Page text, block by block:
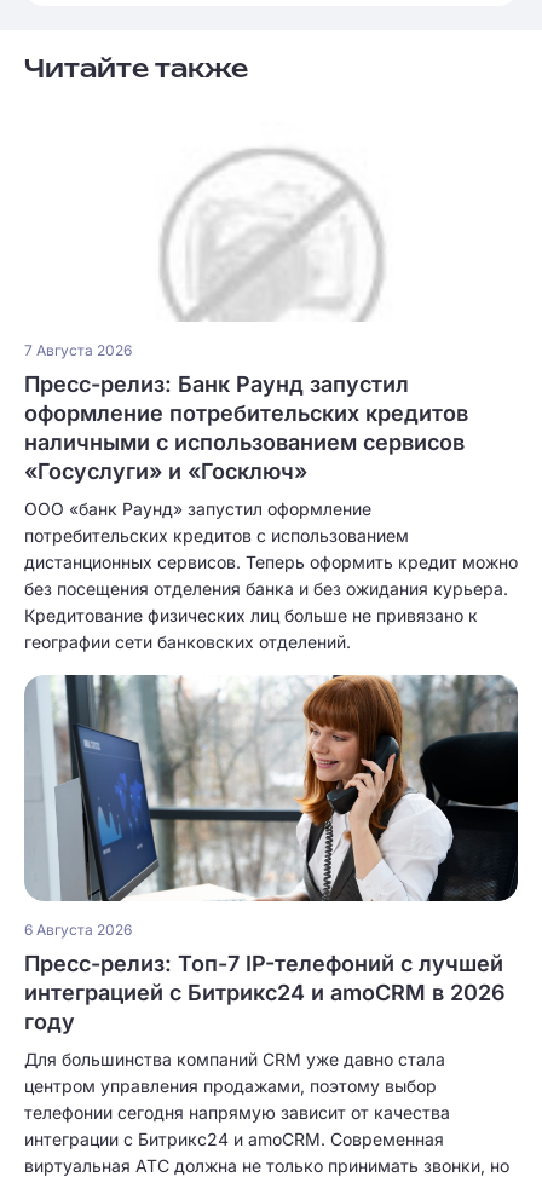
Читайте также
7 Августа 2026
Пресс-релиз: Банк Раунд запустил
оформление потребительских кредитов
наличными с использованием сервисов
«Госуслуги» и «Госключ»
ООО «банк Раунд» запустил оформление
потребительских кредитов с использованием
дистанционных сервисов. Теперь оформить кредит можно
без посещения отделения банка и без ожидания курьера.
Кредитование физических лиц больше не привязано к
географии сети банковских отделений.
6 Августа 2026
Пресс-релиз: Топ-7 IP-телефоний с лучшей
интеграцией с Битрикс24 и amoCRM в 2026
году
Для большинства компаний CRM уже давно стала
центром управления продажами, поэтому выбор
телефонии сегодня напрямую зависит от качества
интеграции с Битрикс24 и amoCRM. Современная
виртуальная АТС должна не только принимать звонки, но